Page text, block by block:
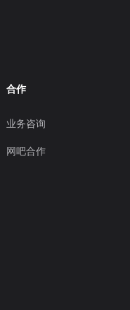
合作
业务咨询
网吧合作